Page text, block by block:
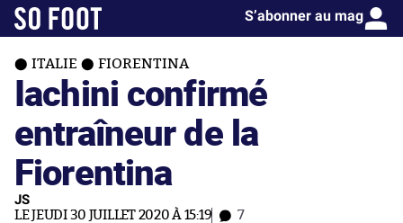
S’abonner au mag
ITALIE FIORENTINA
Iachini confirmé
entraîneur de la
Fiorentina
JS
LE JEUDI 30 JUILLET 2020 À 15:19 7